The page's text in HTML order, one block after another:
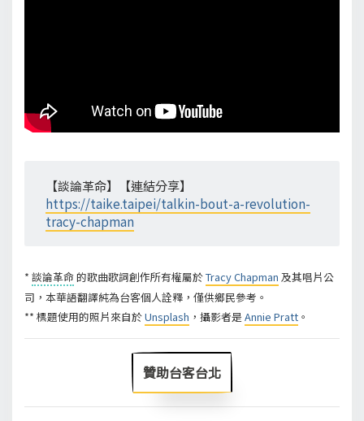
【談論革命】【連結分享】
https://taike.taipei/talkin-bout-a-revolution-
tracy-chapman
* 談論革命的歌曲歌詞創作所有權屬於Tracy Chapman 及其唱片公
司，本華語翻譯純為台客個人詮釋，僅供鄉民參考。
** 標題使用的照片來自於Unsplash ，攝影者是 Annie Pratt 。
贊助台客台北